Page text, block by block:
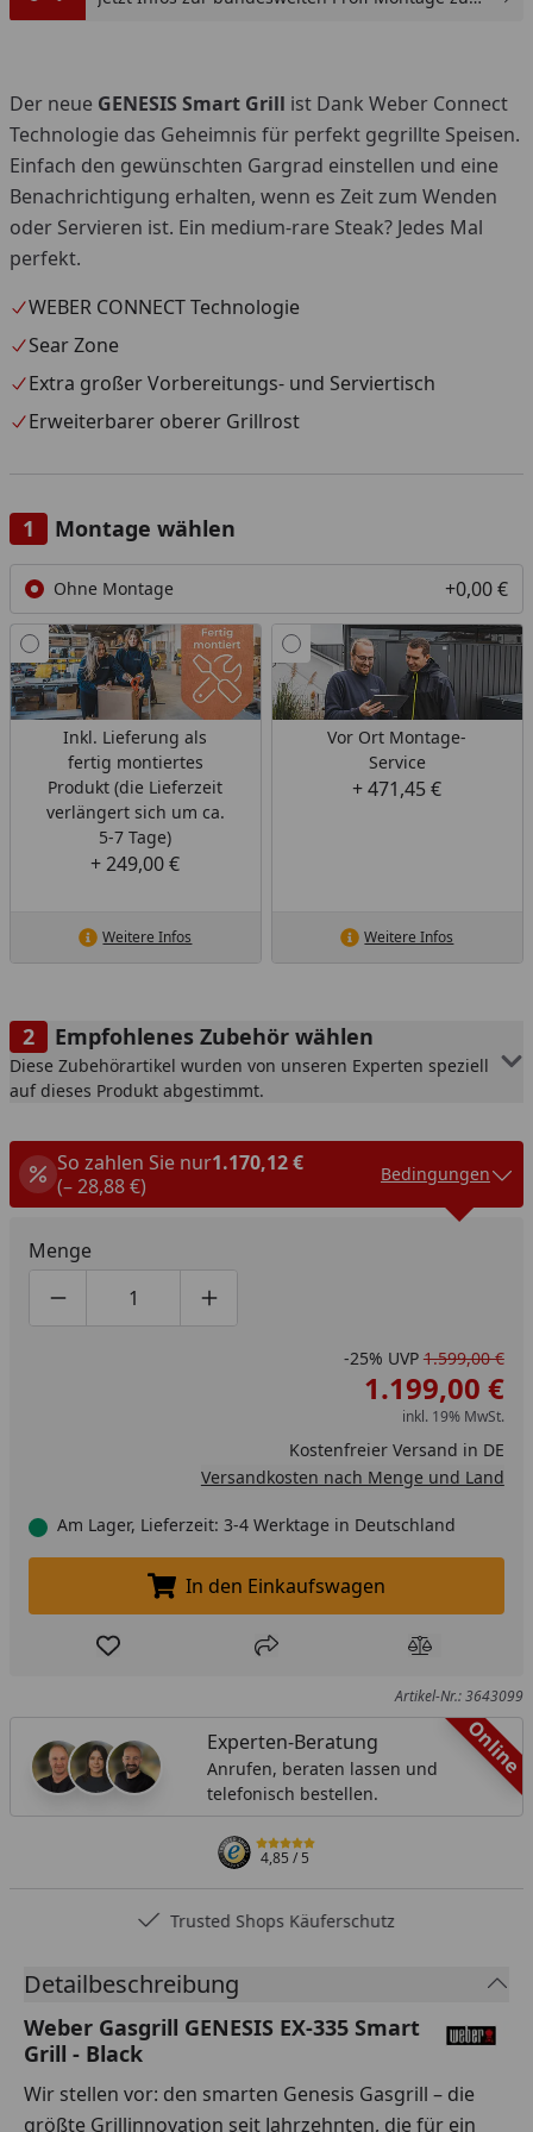
Der neue GENESIS Smart Grill ist Dank Weber Connect
Technologie das Geheimnis für perfekt gegrillte Speisen.
Einfach den gewünschten Gargrad einstellen und eine
Benachrichtigung erhalten, wenn es Zeit zum Wenden
oder Servieren ist. Ein medium-rare Steak? Jedes Mal
perfekt.
WEBER CONNECT Technologie
Sear Zone
Extra großer Vorbereitungs- und Serviertisch
Erweiterbarer oberer Grillrost
Montage wählen
Ohne Montage +0,00 €
Inkl. Lieferung als
fertig montiertes
Produkt (die Lieferzeit
verlängert sich um ca.
5-7 Tage)
+ 249,00 €
Weitere Infos
Vor Ort Montage-
Service
+ 471,45 €
Weitere Infos
Empfohlenes Zubehör wählen
Diese Zubehörartikel wurden von unseren Experten speziell
auf dieses Produkt abgestimmt.
So zahlen Sie nur1.170,12 €
(– 28,88 €)
Bedingungen
Menge
Produktmenge um eins verringern
Produktmenge manuell eingeben
Produktmenge um eins erhöhen
-25% UVP 1.599,00 €
1.199,00 €
inkl. 19% MwSt.
Kostenfreier Versand in DE
Versandkosten nach Menge und Land
Am Lager, Lieferzeit: 3-4 Werktage in Deutschland
In den Einkaufswagen legen
In den Einkaufswagen
Produkt zur Wunschliste hinzufügen
Teilen Produkt
Artikel-Nr.: 3643099
Online
Experten-Beratung
Anrufen, beraten lassen und
telefonisch bestellen.
4,85/ 5
Trusted Shops Käuferschutz
Detailbeschreibung
Weber Gasgrill GENESIS EX-335 Smart
Grill - Black
Wir stellen vor: den smarten Genesis Gasgrill – die
größte Grillinnovation seit Jahrzehnten, die für ein